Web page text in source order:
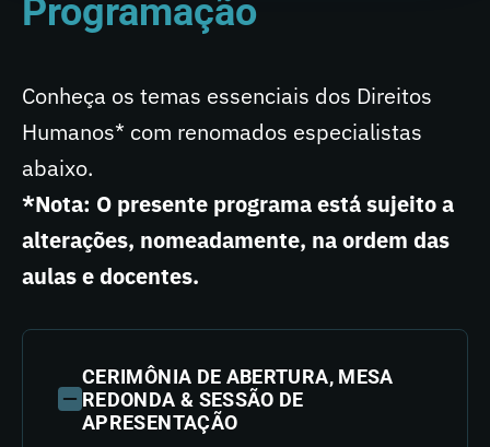
Programação
Conheça os temas essenciais dos Direitos
Humanos* com renomados especialistas
abaixo.
*Nota: O presente programa está sujeito a
alterações, nomeadamente, na ordem das
aulas e docentes.
CERIMÔNIA DE ABERTURA, MESA
REDONDA & SESSÃO DE
APRESENTAÇÃO